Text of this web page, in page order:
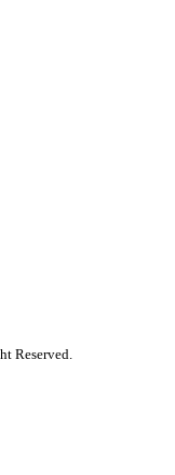
Reserved.